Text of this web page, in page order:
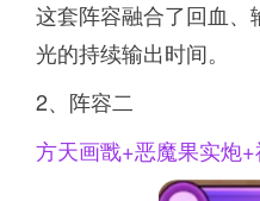
这套阵容融合了回血
光的持续输出时间。
2、阵容二
方天画戬+恶魔果实炮